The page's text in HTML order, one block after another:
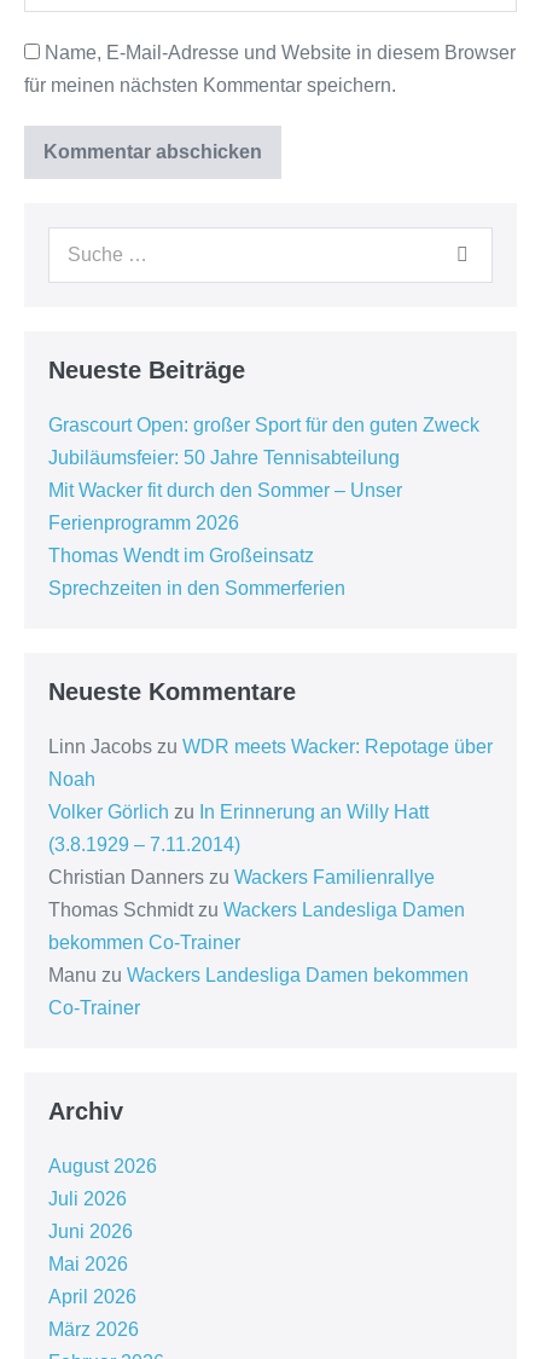
Name, E-Mail-Adresse und Website in diesem Browser
für meinen nächsten Kommentar speichern.
Neueste Beiträge
Grascourt Open: großer Sport für den guten Zweck
Jubiläumsfeier: 50 Jahre Tennisabteilung
Mit Wacker fit durch den Sommer – Unser
Ferienprogramm 2026
Thomas Wendt im Großeinsatz
Sprechzeiten in den Sommerferien
Neueste Kommentare
Linn Jacobs zu WDR meets Wacker: Repotage über
Noah
Volker Görlich zu In Erinnerung an Willy Hatt
(3.8.1929 – 7.11.2014)
Christian Danners zu Wackers Familienrallye
Thomas Schmidtzu Wackers Landesliga Damen
bekommen Co-Trainer
Manu zu Wackers Landesliga Damen bekommen
Co-Trainer
Archiv
August 2026
Juli 2026
Juni 2026
Mai 2026
April 2026
März 2026